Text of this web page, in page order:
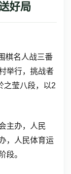
好局
棋名人战三番
举行，挑战者
之莹八段，以2
主办，人民
，人民体育运
段。